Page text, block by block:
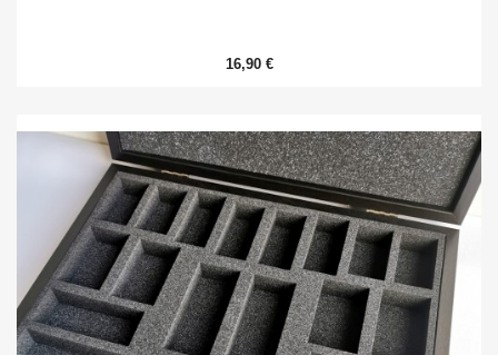
16,90 €